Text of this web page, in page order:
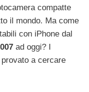
compatte
il mondo. Ma come
con iPhone dal
ad oggi? I
provato a cercare